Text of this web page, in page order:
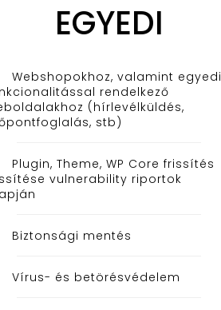
EGYEDI
Webshopokhoz, valamint egyedi
rendelkező
(hírlevélküldés,
stb)
Plugin, Theme, WP Core frissítés
vulnerability riportok
Biztonsági mentés
Vírus- és betörésvédelem